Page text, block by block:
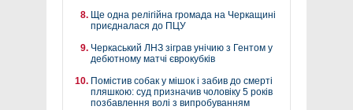
Ще одна релігійна громада на Черкащині
приєдналася до ПЦУ
Черкаський ЛНЗ зіграв унічию з Гентом у
дебютному матчі єврокубків
Помістив собак у мішок і забив до смерті
пляшкою: суд призначив чоловіку 5 років
позбавлення волі з випробуванням